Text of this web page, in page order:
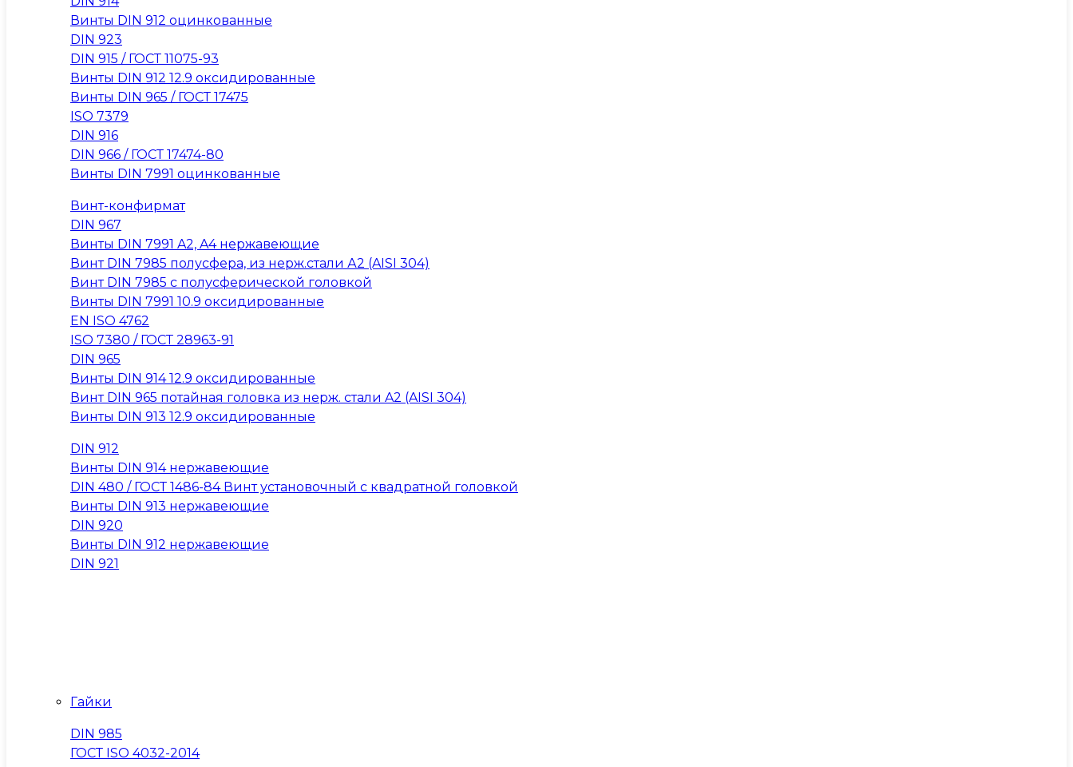
Винты DIN 912 оцинкованные
DIN 923
DIN 915 / ГОСТ 11075-93
Винты DIN 912 12.9 оксидированные
Винты DIN 965 / ГОСТ 17475
ISO 7379
DIN 916
DIN 966 / ГОСТ 17474-80
Винты DIN 7991 оцинкованные
Винт-конфирмат
DIN 967
Винты DIN 7991 A2, A4 нержавеющие
Винт DIN 7985 полусфера, из нерж.стали А2 (AISI 304)
Винт DIN 7985 с полусферической головкой
Винты DIN 7991 10.9 оксидированные
EN ISO 4762
ISO 7380 / ГОСТ 28963-91
DIN 965
Винты DIN 914 12.9 оксидированные
Винт DIN 965 потайная головка из нерж. стали A2 (AISI 304)
Винты DIN 913 12.9 оксидированные
DIN 912
Винты DIN 914 нержавеющие
DIN 480 / ГОСТ 1486-84 Винт установочный с квадратной головкой
Винты DIN 913 нержавеющие
DIN 920
Винты DIN 912 нержавеющие
DIN 921
Гайки
DIN 985
ГОСТ ISO 4032-2014